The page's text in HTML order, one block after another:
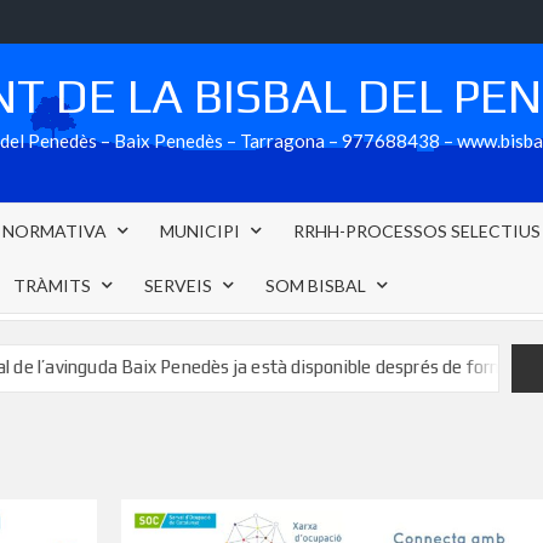
DE LA BISBAL DEL
Penedès – Baix Penedès – Tarragona – 977688438 –
NORMATIVA MUNICIPI RRHH-PROCESSOS SELECTIUS
TRÀMITS SERVEIS SOM BISBAL
Baix Penedès ja està disponible després de formalitzar-se